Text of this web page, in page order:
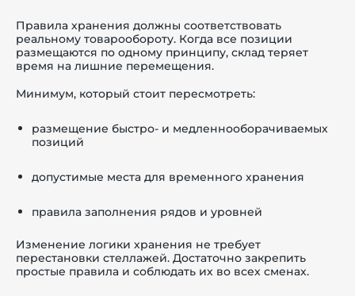
Правила хранения должны соответствовать
реальному товарообороту. Когда все позиции
размещаются по одному принципу, склад теряет
время на лишние перемещения.
Минимум, который стоит пересмотреть:
размещение быстро- и медленнооборачиваемых
позиций
допустимые места для временного хранения
правила заполнения рядов и уровней
Изменение логики хранения не требует
перестановки стеллажей. Достаточно закрепить
простые правила и соблюдать их во всех сменах.